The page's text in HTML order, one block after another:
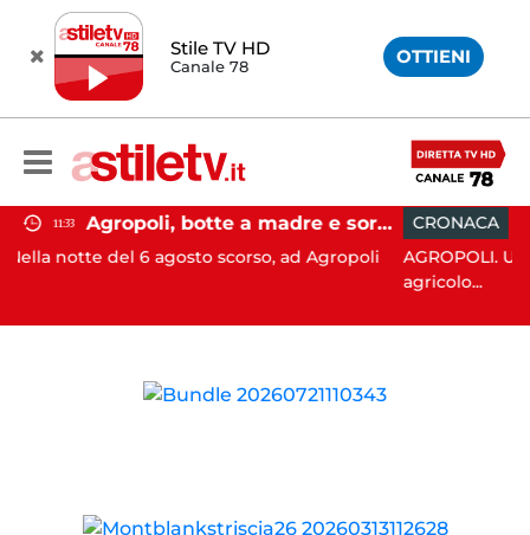
Stile TV HD
Canale 78 OTTIENI
Agropoli, botte a madre e sorella per ottenere denaro: 31enne in carcere
6 agosto scorso, ad Agropoli
CRONACA 15:35
AGROPOLI. Un 71enne ha